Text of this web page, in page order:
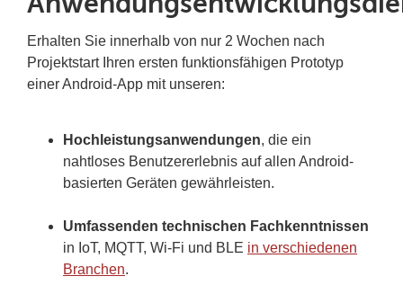
Erhalten Sie innerhalb von nur 2 Wochen nach
Projektstart Ihren ersten funktionsfähigen Prototyp
einer Android-App mit unseren:
Hochleistungsanwendungen, die ein
nahtloses Benutzererlebnis auf allen Android-
basierten Geräten gewährleisten.
Umfassenden technischen Fachkenntnissen
in IoT, MQTT, Wi-Fi und BLE in verschiedenen
Branchen.